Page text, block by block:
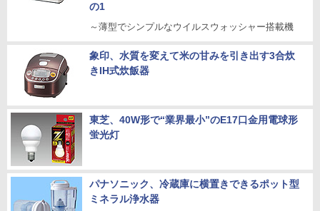
の1
～薄型でシンプルなウイルスウォッシャー搭載機
象印、水質を変えて米の甘みを引き出す3合炊
きIH式炊飯器
東芝、40W形で“業界最小”のE17口金用電球形
蛍光灯
パナソニック、冷蔵庫に横置きできるポット型
ミネラル浄水器